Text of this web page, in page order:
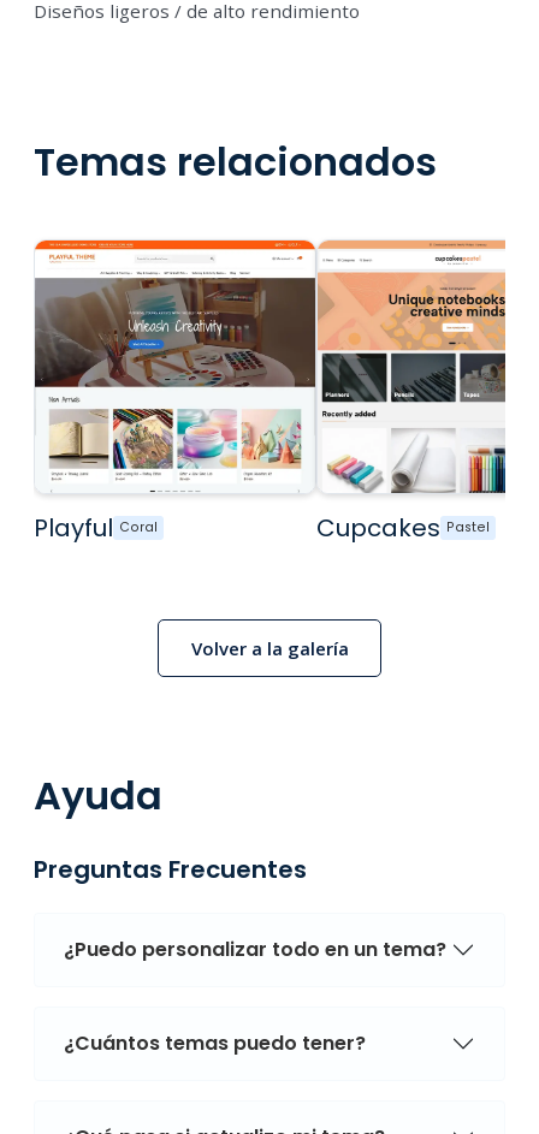
Diseños ligeros / de alto rendimiento
Temas relacionados
Playful Coral Cupcakes Pastel
Volver a la galería
Ayuda
Preguntas Frecuentes
¿Puedo personalizar todo en un tema?
¿Cuántos temas puedo tener?